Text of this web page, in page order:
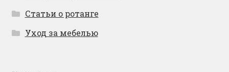
Статьи о ротанге
Уход за мебелью